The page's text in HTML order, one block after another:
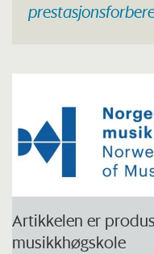
er tilknyttet
utdanning i
øving.
musikkpedagog
Artikkelen er
musikkhøgskole